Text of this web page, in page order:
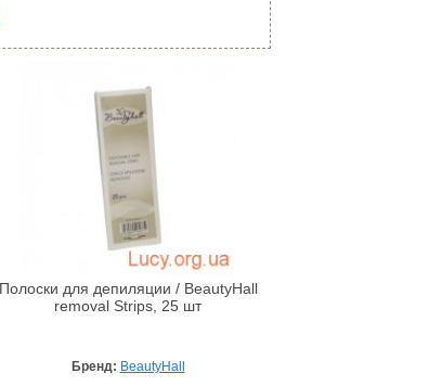
Полоски для депиляции / BeautyHall
removal Strips, 25 шт
Бренд: BeautyHall